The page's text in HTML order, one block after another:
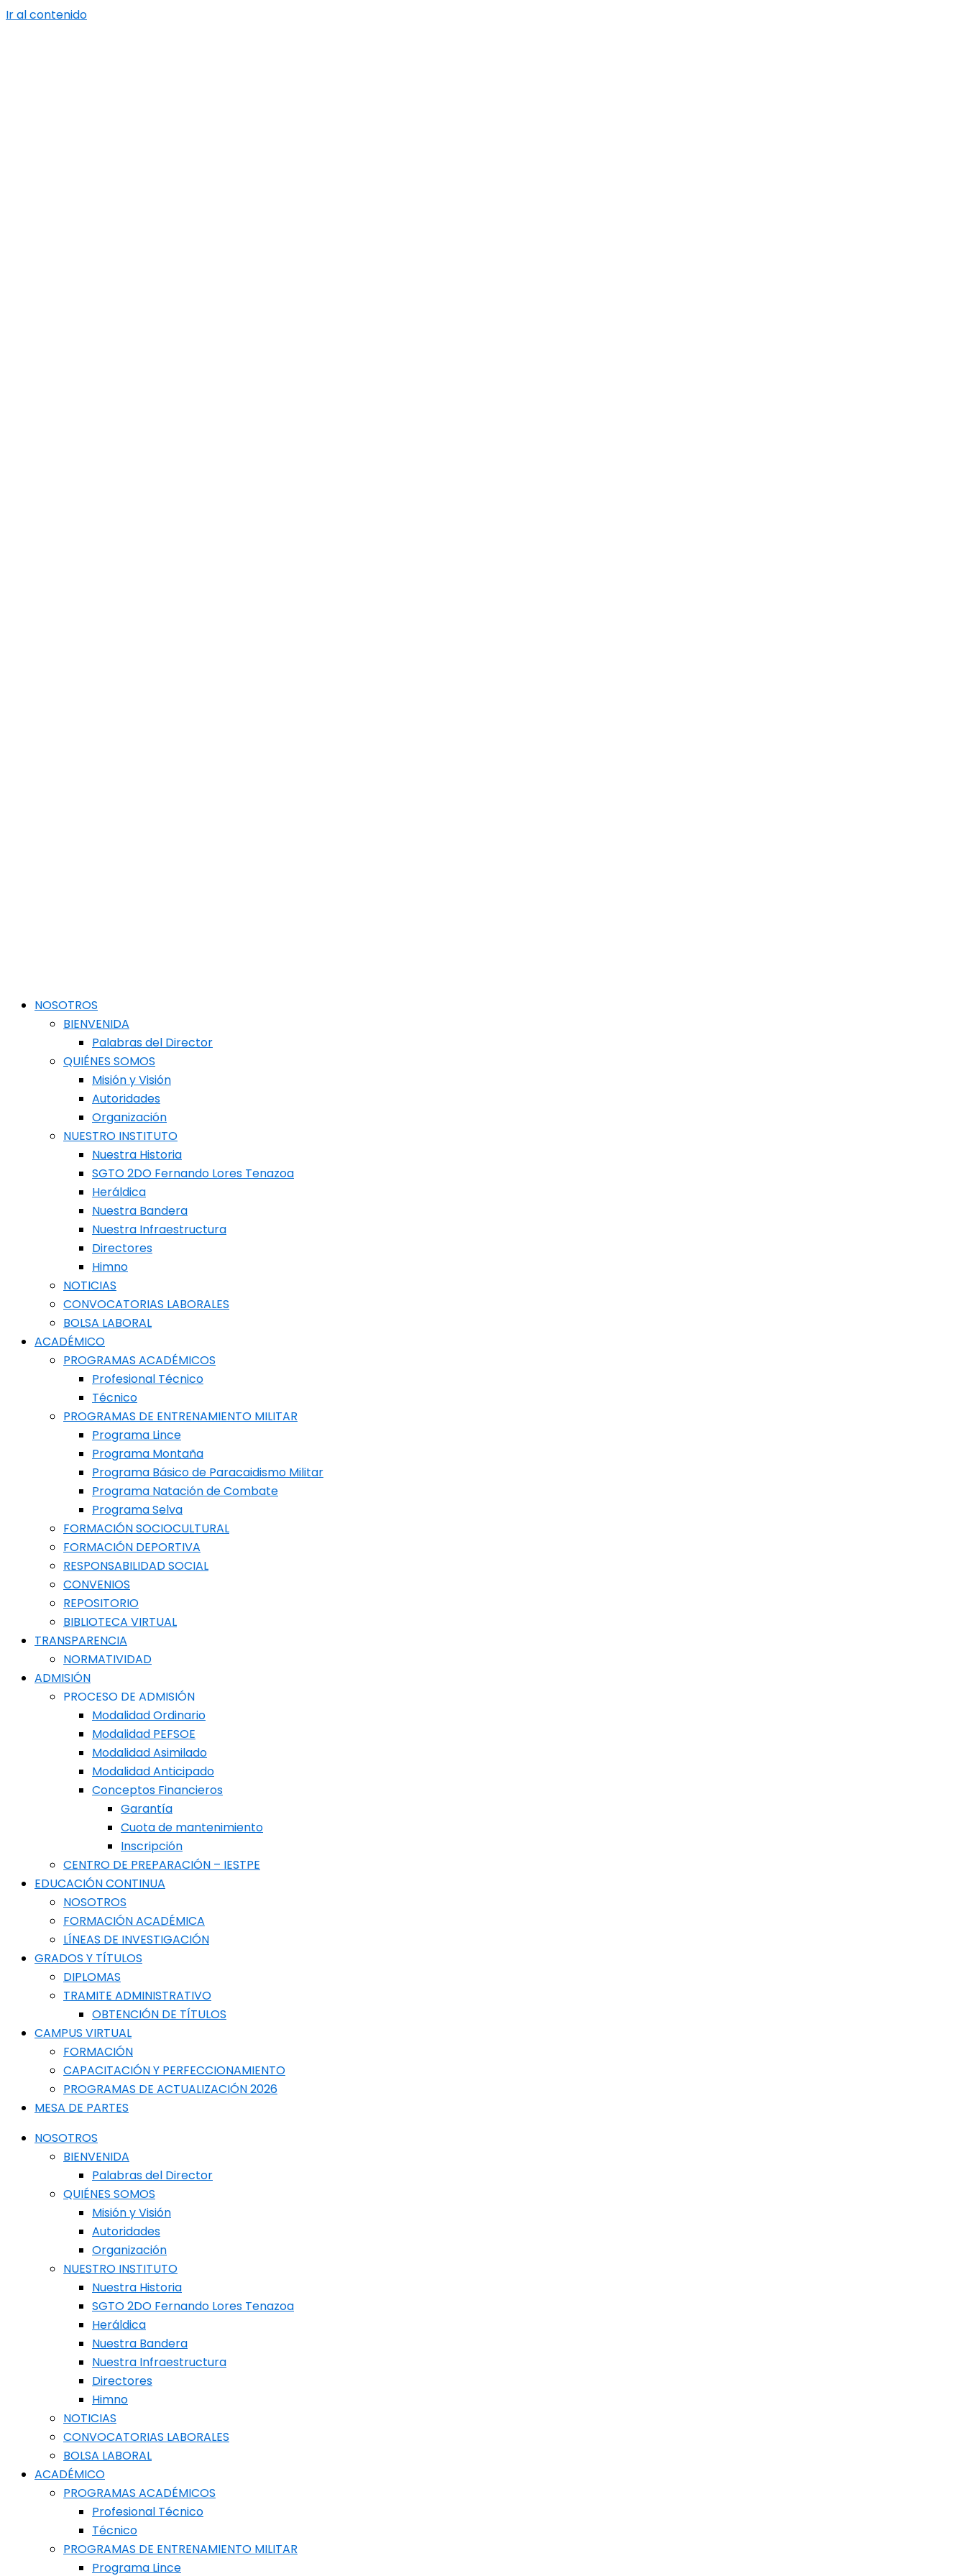
Ir al contenido
NOSOTROS
BIENVENIDA
Palabras del Director
QUIÉNES SOMOS
Misión y Visión
Autoridades
Organización
NUESTRO INSTITUTO
Nuestra Historia
SGTO 2DO Fernando Lores Tenazoa
Heráldica
Nuestra Bandera
Nuestra Infraestructura
Directores
Himno
NOTICIAS
CONVOCATORIAS LABORALES
BOLSA LABORAL
ACADÉMICO
PROGRAMAS ACADÉMICOS
Profesional Técnico
Técnico
PROGRAMAS DE ENTRENAMIENTO MILITAR
Programa Lince
Programa Montaña
Programa Básico de Paracaidismo Militar
Programa Natación de Combate
Programa Selva
FORMACIÓN SOCIOCULTURAL
FORMACIÓN DEPORTIVA
RESPONSABILIDAD SOCIAL
CONVENIOS
REPOSITORIO
BIBLIOTECA VIRTUAL
TRANSPARENCIA
NORMATIVIDAD
ADMISIÓN
PROCESO DE ADMISIÓN
Modalidad Ordinario
Modalidad PEFSOE
Modalidad Asimilado
Modalidad Anticipado
Conceptos Financieros
Garantía
Cuota de mantenimiento
Inscripción
CENTRO DE PREPARACIÓN – IESTPE
EDUCACIÓN CONTINUA
NOSOTROS
FORMACIÓN ACADÉMICA
LÍNEAS DE INVESTIGACIÓN
GRADOS Y TÍTULOS
DIPLOMAS
TRAMITE ADMINISTRATIVO
OBTENCIÓN DE TÍTULOS
CAMPUS VIRTUAL
FORMACIÓN
CAPACITACIÓN Y PERFECCIONAMIENTO
PROGRAMAS DE ACTUALIZACIÓN 2026
MESA DE PARTES
NOSOTROS
BIENVENIDA
Palabras del Director
QUIÉNES SOMOS
Misión y Visión
Autoridades
Organización
NUESTRO INSTITUTO
Nuestra Historia
SGTO 2DO Fernando Lores Tenazoa
Heráldica
Nuestra Bandera
Nuestra Infraestructura
Directores
Himno
NOTICIAS
CONVOCATORIAS LABORALES
BOLSA LABORAL
ACADÉMICO
PROGRAMAS ACADÉMICOS
Profesional Técnico
Técnico
PROGRAMAS DE ENTRENAMIENTO MILITAR
Programa Lince